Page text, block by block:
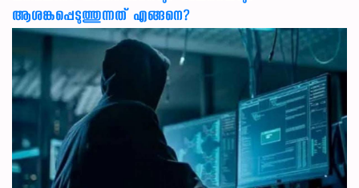
ആശങ്കപ്പെടുത്തുന്നത് എങ്ങനെ?